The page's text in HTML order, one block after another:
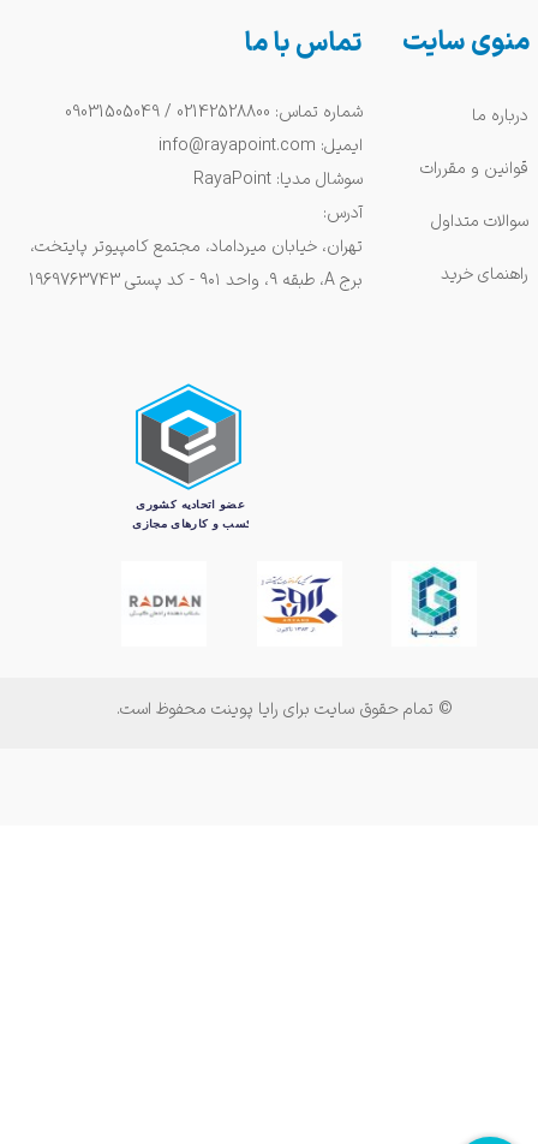
منوی سایت
درباره ما
قوانین و مقررات
سوالات متداول
راهنمای خرید
© تمام حقوق سایت برای رایا پوینت محفوظ است.
تماس با ما
شماره تماس: 02142528800 / 09031505049
ایمیل: info@rayapoint.com
سوشال مدیا: RayaPoint
آدرس:
تهران، خیابان میرداماد، مجتمع کامپیوتر پایتخت،
برج A، طبقه ۹، واحد ۹۰۱ - کد پستی 1969763743